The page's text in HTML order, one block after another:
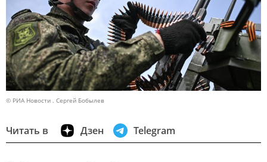
© РИА Новости . Сергей Бобылев
Читать в Дзен Telegram